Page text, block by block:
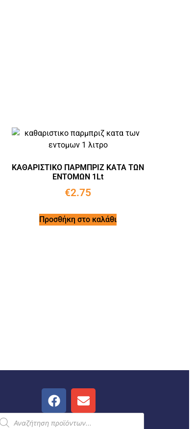
ΚΑΘΑΡΙΣΤΙΚΟ ΠΑΡΜΠΡΙΖ ΚΑΤΑ ΤΩΝ
ΕΝΤΟΜΩΝ 1Lt
€2.75
Προσθήκη στο καλάθι